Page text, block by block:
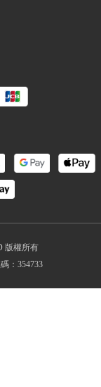
版權所有
：354733